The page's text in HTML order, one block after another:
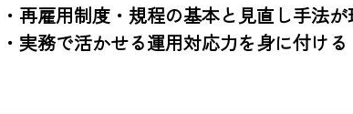
・再雇用制度・規程の基本と見直し手法
・実務で活かせる運用対応力を身に付ける